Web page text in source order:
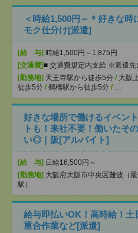
＜時給1,500円～＊好きな時
モク仕分け[派遣]
[給 与] 時給1,500円～1,875円
[交通費]■ 交通費規定内支給 ※派遣先
[勤務地] 天王寺駅から徒歩5分 / 大阪
徒歩5分 / 鶴橋駅から徒歩5分 / …
好きな場所で働けるイベン
トも！来社不要！働いたそ
い◎｜阪[アルバイト]
[給 与] 日給16,500円～
[勤務地] 大阪府大阪市中央区難波（
駅）
給与即払いOK！高時給！土
重合作業など[派遣]